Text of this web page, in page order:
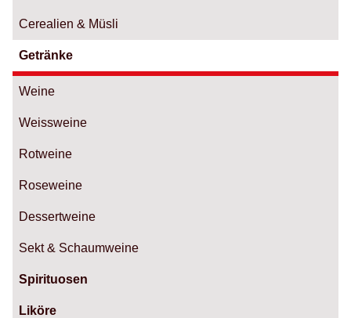
Cerealien & Müsli
Getränke
Weine
Weissweine
Rotweine
Roseweine
Dessertweine
Sekt & Schaumweine
Spirituosen
Liköre